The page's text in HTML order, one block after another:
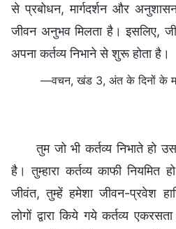
से प्रबोधन, मार्गदर्शन और
जीवन अनुभव मिलता है। इसलिए,
अपना कर्तव्य निभाने से शुरू होता है।
—वचन, खंड 3, अंत के दिनों के
तुम जो भी कर्तव्य निभाते हो
है। तुम्हारा कर्तव्य काफी नियमित
जीवंत, तुम्हें हमेशा जीवन-प्रवेश
लोगों द्वारा किये गये कर्तव्य